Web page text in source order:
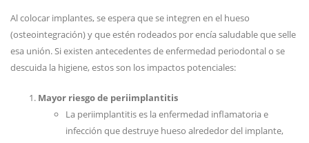
Al colocar implantes, se espera que se integren en el hueso
(osteointegración) y que estén rodeados por encía saludable que selle
esa unión. Si existen antecedentes de enfermedad periodontal o se
descuida la higiene, estos son los impactos potenciales:
Mayor riesgo de periimplantitis
La periimplantitis es la enfermedad inflamatoria e
infección que destruye hueso alrededor del implante,